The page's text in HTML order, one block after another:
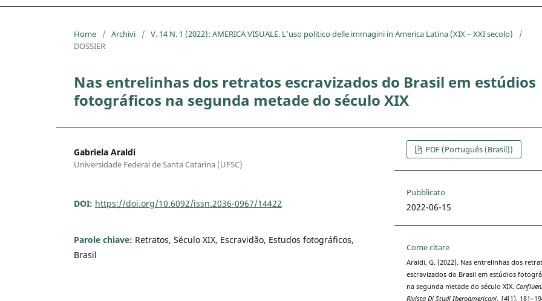
Home / Archivi / V. 14 N. 1 (2022): AMERICA VISUALE. L’uso politico delle immagini in America Latina (XIX – XXI secolo)
/
DOSSIER
Nas entrelinhas dos retratos escravizados do Brasil em estúdios
fotográficos na segunda metade do século XIX
Gabriela Araldi
Universidade Federal de Santa Catarina (UFSC)
DOI: https://doi.org/10.6092/issn.2036-0967/14422
Parole chiave: Retratos, Século XIX, Escravidão, Estudos fotográficos,
Brasil
PDF (Português (Brasil))
Pubblicato
2022-06-15
Come citare
Araldi, G. (2022). Nas entrelinhas dos
escravizados do Brasil em estúdios
na segunda metade do século XIX.
Rivista Di Studi Iberoamericani, 14(1),